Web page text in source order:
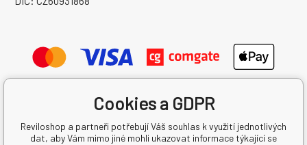
Cookies a GDPR
Reviloshop a partneři potřebují Váš souhlas k využití jednotlivých
dat, aby Vám mimo jiné mohli ukazovat informace týkající se